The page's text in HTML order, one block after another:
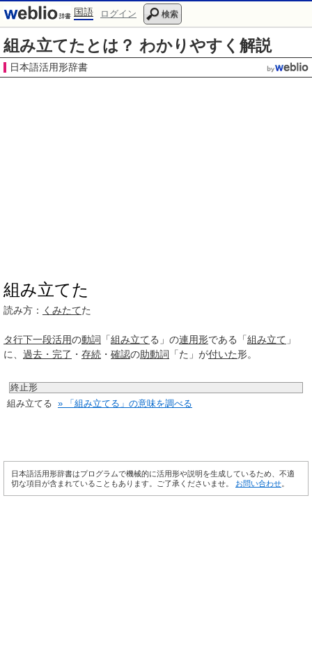
国語 ログイン 検索
組み立てたとは？ わかりやすく解説
日本語活用形辞書
組み立てた
読み方： くみたてた
タ行下一段活用の動詞 「組み立てる」の連用形である「組み立て 」
に、 過去・完了 ・ 存続 ・ 確認の助動詞 「た」が付いた形。
終止形
組み立てる » 「組み立てる」の意味を調べる
日本語活用形辞書はプログラムで機械的に活用形や説明を生成しているため、不適
切な項目が含まれていることもあります。ご了承くださいませ。 お問い合わせ